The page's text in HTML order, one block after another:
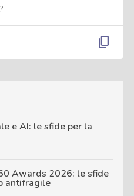
content_copy
e AI: le sfide per la
Awards 2026: le sfide
antifragile